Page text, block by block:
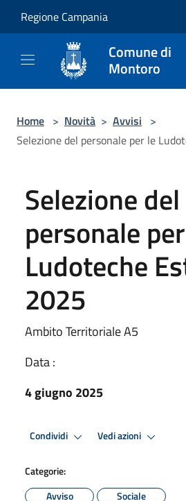
Regione Campania
Comune di
Montoro
Home > Novità > Avvisi >
Selezione del personale per le
Selezione del
personale
Ludoteche
2025
Ambito Territoriale A5
Data :
4 giugno 2025
Condividi Vedi azioni
Categorie:
Avviso
Sociale